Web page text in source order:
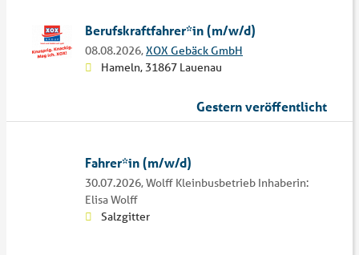
Berufskraftfahrer*in (m/w/d)
08.08.2026,XOX Gebäck GmbH
Hameln, 31867 Lauenau
Gestern veröffentlicht
Fahrer*in (m/w/d)
30.07.2026,Wolff Kleinbusbetrieb Inhaberin:
Elisa Wolff
Salzgitter